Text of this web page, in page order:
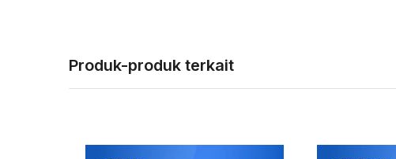
Produk-produk terkait